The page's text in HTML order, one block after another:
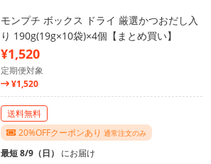
モンプチ ボックス ドライ 厳選かつおだし入
り 190g(19g×10袋)×4個【まとめ買い】
¥1,520
定期便対象
¥1,520
送料無料
20%OFFクーポンあり 通常注文のみ
最短 8/9（日） にお届け